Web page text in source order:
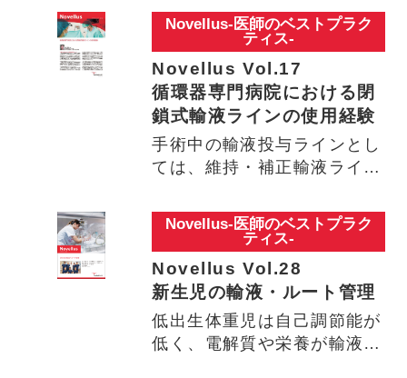
よ…
Novellus-医師のベストプラク
ティス-
Novellus Vol.17
循環器専門病院における閉
鎖式輸液ラインの使用経験
手術中の輸液投与ラインとし
ては、維持・補正輸液ライ
ライ…
Novellus-医師のベストプラク
ティス-
Novellus Vol.28
新生児の輸液・ルート管理
低出生体重児は自己調節能が
低く、電解質や栄養が輸液に